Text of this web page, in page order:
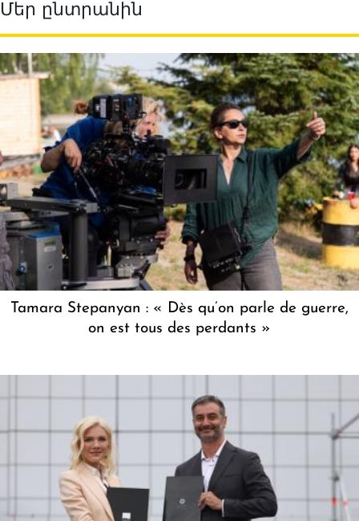
Մեր ընտրանին
Tamara Stepanyan : « Dès qu’on parle de guerre,
on est tous des perdants »